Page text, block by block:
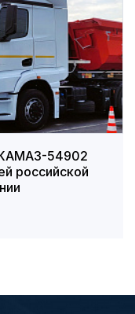
КАМАЗ-54902
российской